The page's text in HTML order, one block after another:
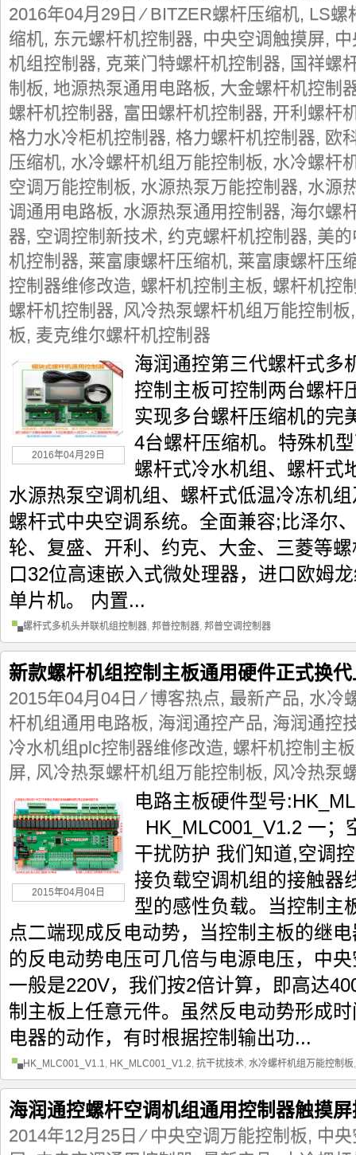
2016年04月29日 ⁄BITZER螺杆压缩机, LS螺
缩机, 东元螺杆机控制器, 中央空调触摸屏,
机组控制器, 克莱门特螺杆机控制器, 国祥螺
制板, 地源热泵通用电路板, 大金螺杆机控制
螺杆机控制器, 富田螺杆机控制器, 开利螺杆
格力水冷柜机控制器, 格力螺杆机控制器, 欧
压缩机, 水冷螺杆机组万能控制板, 水冷螺杆
空调万能控制板, 水源热泵万能控制器, 水源
调通用电路板, 水源热泵通用控制器, 海尔螺
器, 空调控制新技术, 约克螺杆机控制器, 美
机控制器, 莱富康螺杆压缩机, 莱富康螺杆压
控制器维修改造, 螺杆机控制主板, 螺杆机控
螺杆机控制器, 风冷热泵螺杆机组万能控制板
板, 麦克维尔螺杆机控制器
2016年04月29日
海润通控第三代螺杆式多
控制主板可控制两台螺杆
实现多台螺杆压缩机的完
4台螺杆压缩机。特殊机
螺杆式冷水机组、螺杆式
水源热泵空调机组、螺杆式低温冷冻机
螺杆式中央空调系统。全面兼容;比泽尔
轮、复盛、开利、约克、大金、三菱等
口32位高速嵌入式微处理器，进口欧姆
单片机。 内置...
螺杆式多机头并联机组控制器, 邦普控制器, 邦普空调控制器
新款螺杆机组控制主板通用硬件正式换
2015年04月04日 ⁄博客热点, 最新产品, 水冷
杆机组通用电路板, 海润通控产品, 海润通控
冷水机组plc控制器维修改造, 螺杆机控制主板
屏, 风冷热泵螺杆机组万能控制板, 风冷热泵
2015年04月04日
电路主板硬件型号
HK_MLC001_V1.2 一；
干扰防护 我们知道,空调
接负载空调机组的接触器
型的感性负载。当控制主
点二端现成反电动势，当控制主板的继
的反电动势电压可几倍与电源电压，中
一般是220V，我们按2倍计算，即高达
制主板上任意元件。虽然反电动势形成
电器的动作，有时根据控制输出功...
HK_MLC001_V1.1, HK_MLC001_V1.2, 抗干扰技术, 水冷螺杆机组万能控制板
海润通控螺杆空调机组通用控制器触摸
2014年12月25日 ⁄ 中央空调万能控制板, 中